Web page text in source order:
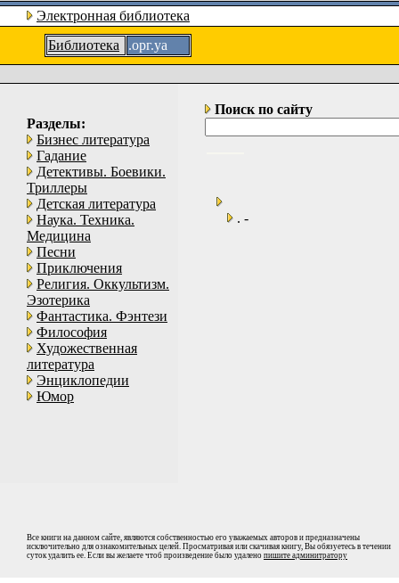
Электронная библиотека
Библиотека
.орг.уа
Разделы:
Бизнес литература
Гадание
Детективы. Боевики.
Триллеры
Детская литература
Наука. Техника.
Медицина
Песни
Приключения
Религия. Оккультизм.
Эзотерика
Фантастика. Фэнтези
Философия
Художественная
литература
Энциклопедии
Юмор
Поиск по сайту
. -
Все книги на данном сайте, являются собственностью его уважаемых авторов и предназначены
исключительно для ознакомительных целей. Просматривая или скачивая книгу, Вы обязуетесь в течении
суток удалить ее. Если вы желаете чтоб произведение было удалено пишите админитратору